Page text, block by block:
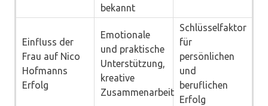
bekannt
Einfluss der
Frau auf Nico
Hofmanns
Erfolg
Emotionale
und praktische
Unterstützung,
kreative
Zusammenarbeit
Schlüsselfaktor
für
persönlichen
und
beruflichen
Erfolg